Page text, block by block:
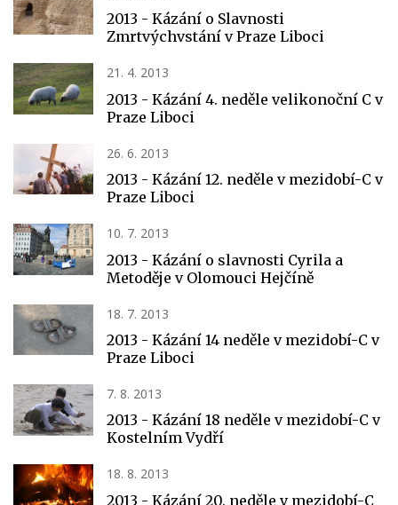
2013 - Kázání o Slavnosti
Zmrtvýchvstání v Praze Liboci
21. 4. 2013
2013 - Kázání 4. neděle velikonoční C v
Praze Liboci
26. 6. 2013
2013 - Kázání 12. neděle v mezidobí-C v
Praze Liboci
10. 7. 2013
2013 - Kázání o slavnosti Cyrila a
Metoděje v Olomouci Hejčíně
18. 7. 2013
2013 - Kázání 14 neděle v mezidobí-C v
Praze Liboci
7. 8. 2013
2013 - Kázání 18 neděle v mezidobí-C v
Kostelním Vydří
18. 8. 2013
2013 - Kázání 20. neděle v mezidobí-C